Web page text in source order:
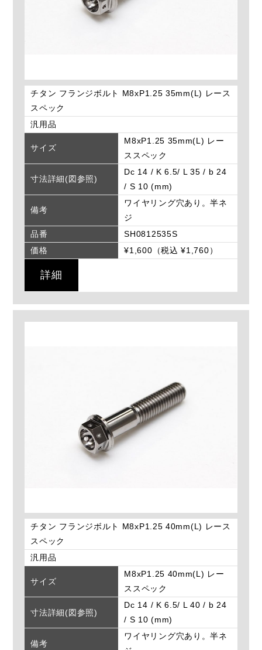
チタン フランジボルト M8xP1.25 35mm(L) レース
スペック
汎用品
サイズ
M8xP1.25 35mm(L) レー
ススペック
寸法詳細(図参照)
Dc 14 / K 6.5/ L 35 / b 24
/ S 10 (mm)
備考
ワイヤリング穴あり。半ネ
ジ
品番
SH0812535S
価格
¥1,600（税込 ¥1,760）
詳細
チタン フランジボルト M8xP1.25 40mm(L) レース
スペック
汎用品
サイズ
M8xP1.25 40mm(L) レー
ススペック
寸法詳細(図参照)
Dc 14 / K 6.5/ L 40 / b 24
/ S 10 (mm)
備考
ワイヤリング穴あり。半ネ